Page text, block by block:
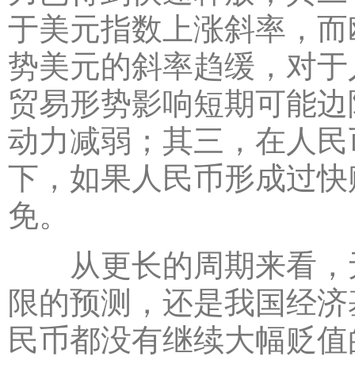
于美元指数上涨斜率，
势美元的斜率趋缓，对
贸易形势影响短期可能
动力减弱；其三，在人
下，如果人民币形成过
免。
从更长的周期来看，
限的预测，还是我国经
民币都没有继续大幅贬